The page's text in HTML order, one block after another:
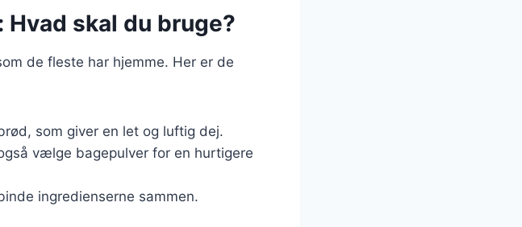
skal du bruge?
de fleste har hjemme. Her er de
som giver en let og luftig dej.
vælge bagepulver for en hurtigere
ingredienserne sammen.